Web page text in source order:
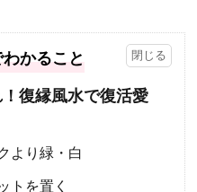
かること
復縁風水で復活愛
より緑・白
トを置く